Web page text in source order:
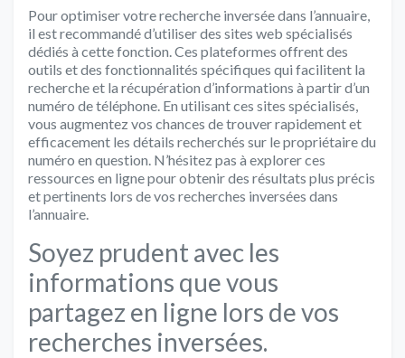
Pour optimiser votre recherche inversée dans l’annuaire,
il est recommandé d’utiliser des sites web spécialisés
dédiés à cette fonction. Ces plateformes offrent des
outils et des fonctionnalités spécifiques qui facilitent la
recherche et la récupération d’informations à partir d’un
numéro de téléphone. En utilisant ces sites spécialisés,
vous augmentez vos chances de trouver rapidement et
efficacement les détails recherchés sur le propriétaire du
numéro en question. N’hésitez pas à explorer ces
ressources en ligne pour obtenir des résultats plus précis
et pertinents lors de vos recherches inversées dans
l’annuaire.
Soyez prudent avec les
informations que vous
partagez en ligne lors de vos
recherches inversées.